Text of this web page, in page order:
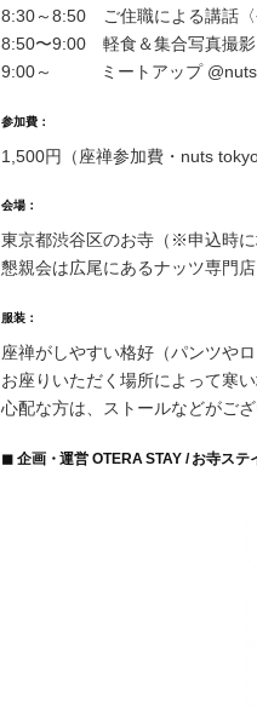
8:30～8:50 ご住職による講話〈
8:50〜9:00 軽食＆集合写真撮影
9:00～ ミートアップ @nuts
参加費：
1,500円（座禅参加費・nuts
会場：
東京都渋谷区のお寺（※申込時に
懇親会は広尾にあるナッツ専門店
服装：
座禅がしやすい格好（パンツやロ
お座りいただく場所によって寒い
心配な方は、ストールなどがご
◼︎ 企画・運営 OTERA STAY / お寺ステ